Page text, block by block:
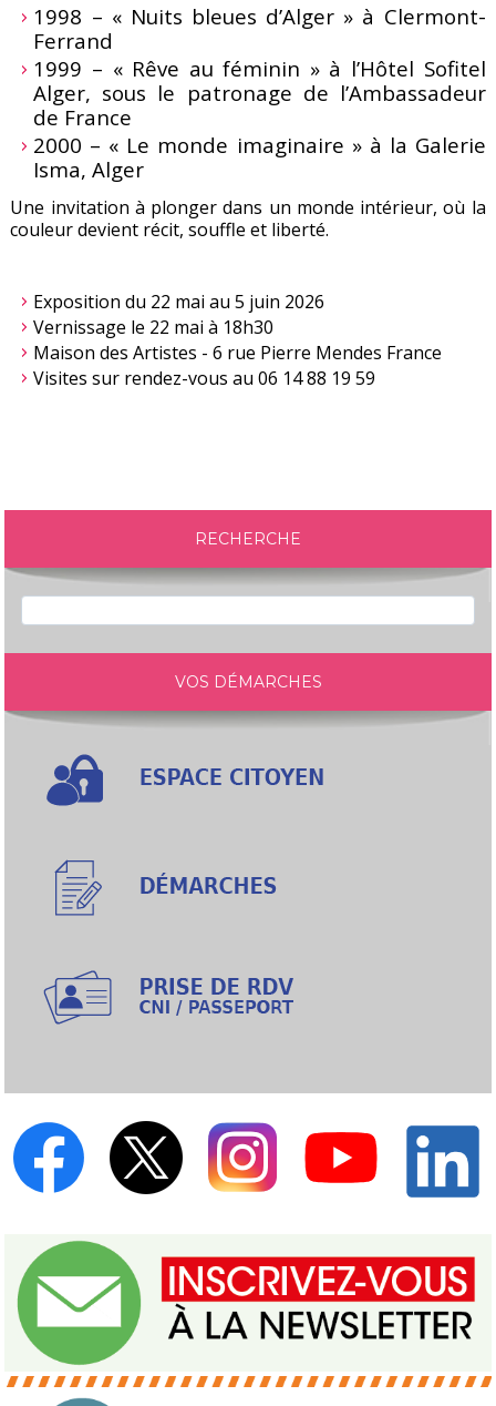
1998 – « Nuits bleues d’Alger » à Clermont-
Ferrand
1999 – « Rêve au féminin » à l’Hôtel Sofitel
Alger, sous le patronage de l’Ambassadeur
de France
2000 – « Le monde imaginaire » à la Galerie
Isma, Alger
Une invitation à plonger dans un monde intérieur, où la
couleur devient récit, souffle et liberté.
Exposition du 22 mai au 5 juin 2026
Vernissage le 22 mai à 18h30
Maison des Artistes - 6 rue Pierre Mendes France
Visites sur rendez-vous au 06 14 88 19 59
RECHERCHE
VOS DÉMARCHES